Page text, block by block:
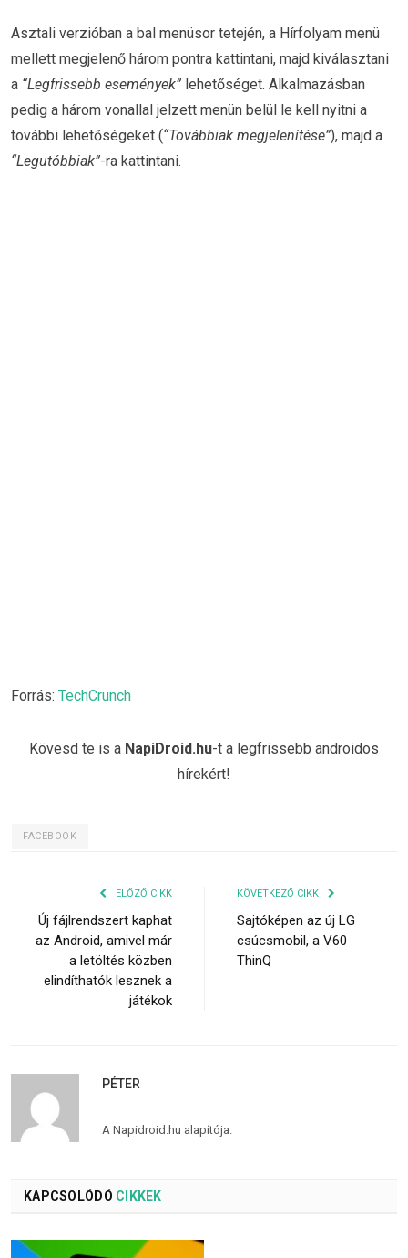
Asztali verzióban a bal menüsor tetején, a Hírfolyam menü
mellett megjelenő három pontra kattintani, majd kiválasztani
a “Legfrissebb események” lehetőséget. Alkalmazásban
pedig a három vonallal jelzett menün belül le kell nyitni a
további lehetőségeket (“Továbbiak megjelenítése”), majd a
“Legutóbbiak”-ra kattintani.
Forrás: TechCrunch
Kövesd te is a NapiDroid.hu-t a legfrissebb androidos
hírekért!
FACEBOOK
ELŐZŐ CIKK
Új fájlrendszert kaphat
az Android, amivel már
a letöltés közben
elindíthatók lesznek a
játékok
KÖVETKEZŐ CIKK
Sajtóképen az új LG
csúcsmobil, a V60
ThinQ
PÉTER
A Napidroid.hu alapítója.
KAPCSOLÓDÓ CIKKEK